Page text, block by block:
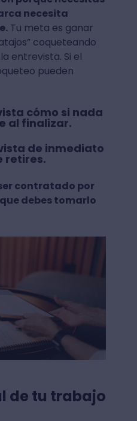
necesita
Tu meta es ganar
coqueteando
entrevista. Si el
pueden
cómo si nada
al finalizar.
de inmediato
retires.
contratado por
debes tomarlo
de tu trabajo